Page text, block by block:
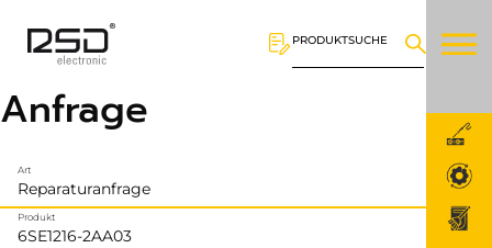
PRODUKTSUCHE
Anfrage
Art
Produkt